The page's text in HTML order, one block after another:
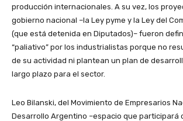
producción internacionales. A su vez, los
gobierno nacional –la Ley pyme y la Ley del
(que está detenida en Diputados)– fueron
“paliativo” por los industrialistas porque no
de su actividad ni plantean un plan de
largo plazo para el sector.
Leo Bilanski, del Movimiento de Empresarios
Desarrollo Argentino –espacio que participará